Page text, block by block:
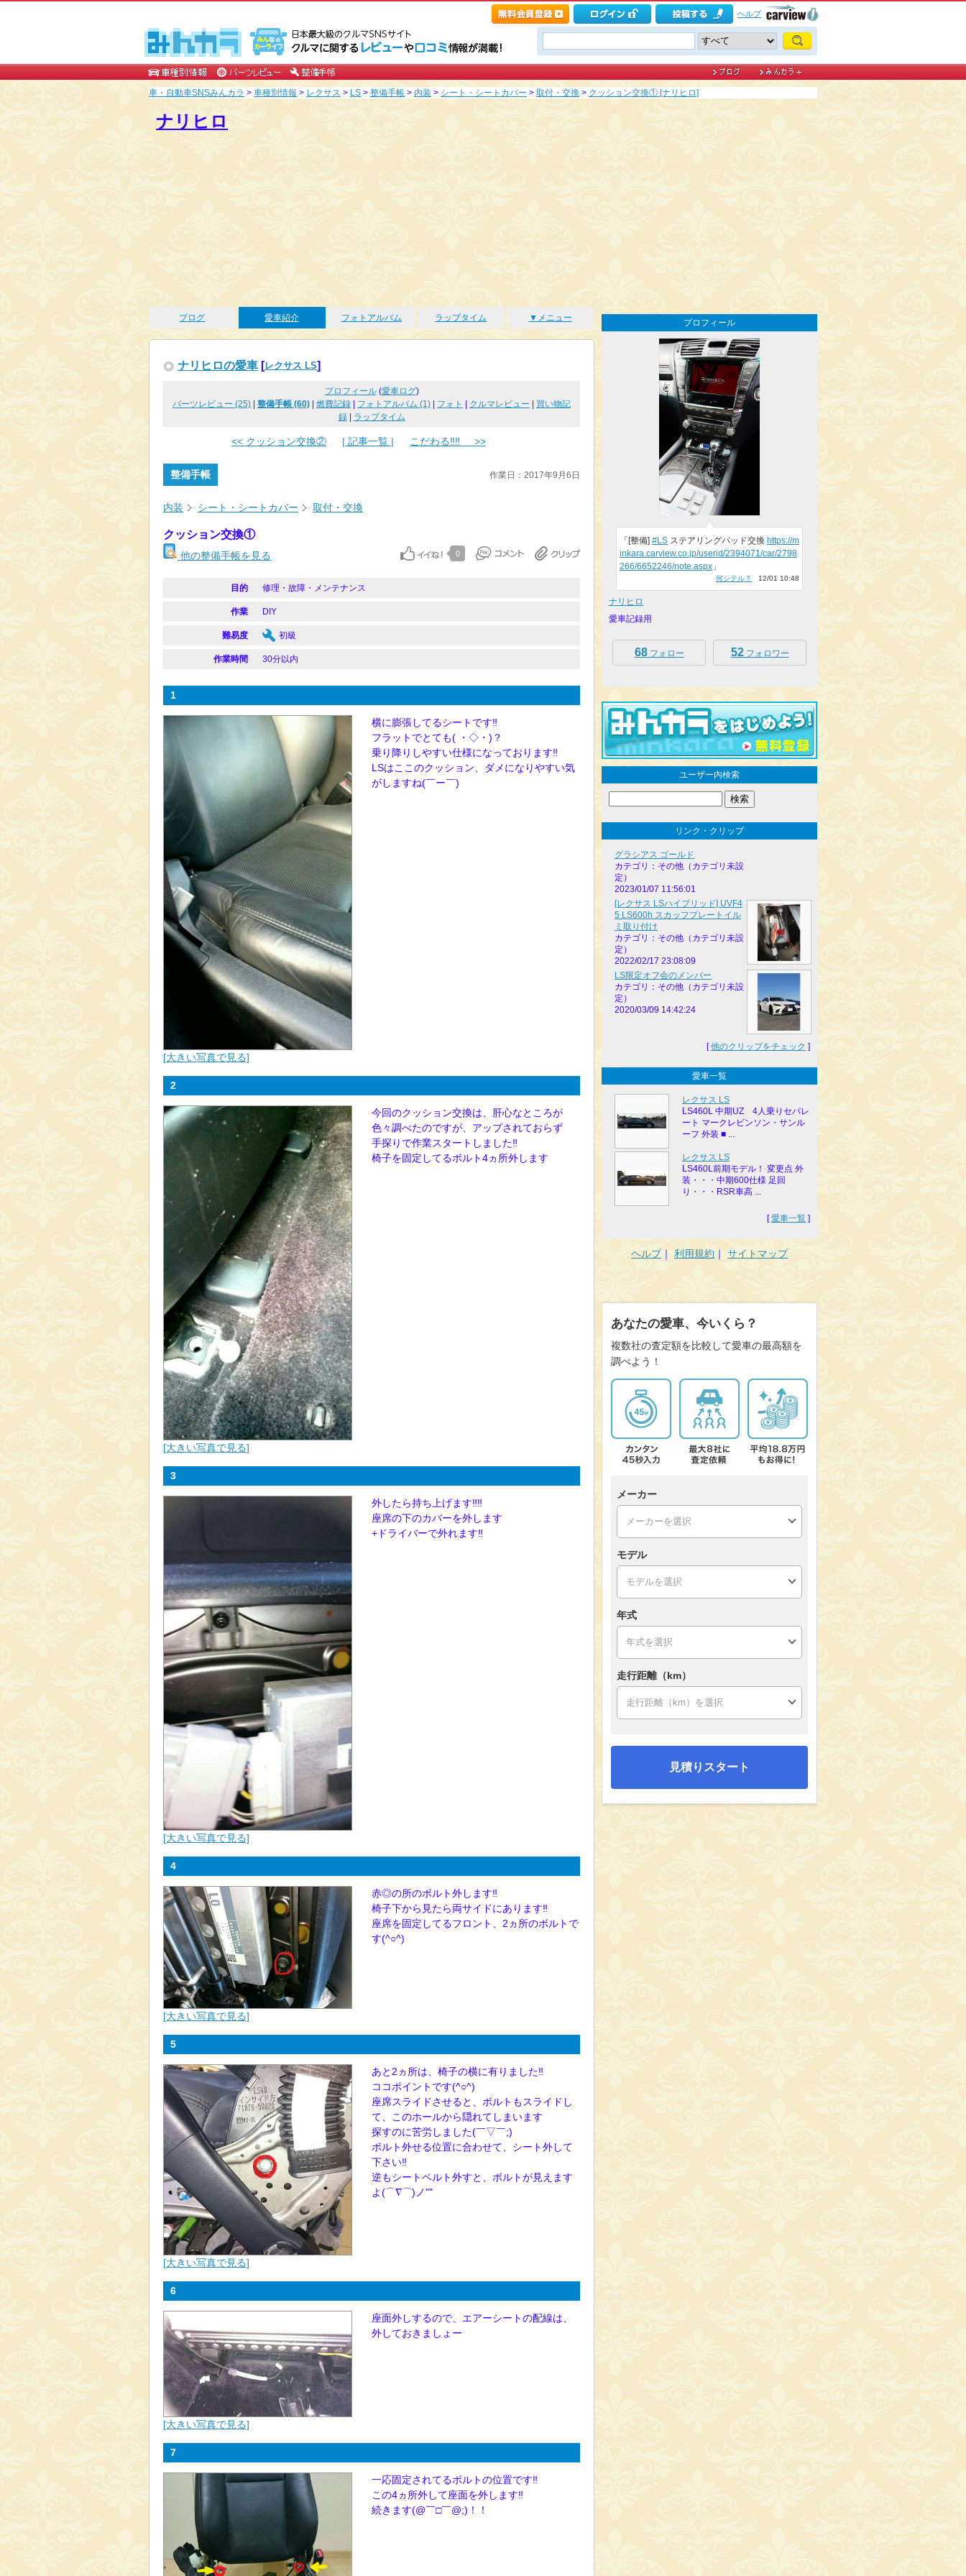
ヘルプ
車・自動車SNSみんカラ > 車種別情報 > レクサス > LS > 整備手帳 > 内装 > シート・シートカバー > 取付・交換 > クッション交換① [ナリヒロ]
ナリヒロ
ブログ 愛車紹介 フォトアルバム ラップタイム ▼メニュー
ナリヒロの愛車 [レクサス LS]
プロフィール(愛車ログ)
パーツレビュー (25)
整備手帳 (60) 燃費記録 フォトアルバム (1) フォト クルマレビュー
買い物記
録| ラップタイム
<< クッション交換② | 記事一覧 | こだわる‼‼ >>
整備手帳 作業日：2017年9月6日
内装 シート・シートカバー 取付・交換
クッション交換①
他の整備手帳を見る 0
目的 修理・故障・メンテナンス
作業 DIY
難易度 初級
作業時間 30分以内
1
[大きい写真で見る]
横に膨張してるシートです‼
フラットでとても( ・◇・)？
乗り降りしやすい仕様になっております‼
LSはここのクッション、ダメになりやすい気
がしますね(￣ー￣)
2
[大きい写真で見る]
今回のクッション交換は、肝心なところが
色々調べたのですが、アップされておらず
手探りで作業スタートしました‼
椅子を固定してるボルト4ヵ所外します
3
[大きい写真で見る]
外したら持ち上げます‼‼
座席の下のカバーを外します
+ドライバーで外れます‼
4
[大きい写真で見る]
赤◎の所のボルト外します‼
椅子下から見たら両サイドにあります‼
座席を固定してるフロント、2ヵ所のボルトで
す(^○^)
5
[大きい写真で見る]
あと2ヵ所は、椅子の横に有りました‼
ココポイントです(^○^)
座席スライドさせると、ボルトもスライドし
て、このホールから隠れてしまいます
探すのに苦労しました(￣▽￣;)
ボルト外せる位置に合わせて、シート外して
下さい‼
逆もシートベルト外すと、ボルトが見えます
よ(⌒∇⌒)ノ""
6
[大きい写真で見る]
座面外しするので、エアーシートの配線は、
外しておきましょー
7
一応固定されてるボルトの位置です‼
この4ヵ所外して座面を外します‼
続きます(@￣□￣@;)！！
プロフィール
「[整備] #LS ステアリングパッド交換 https://m
inkara.carview.co.jp/userid/2394071/car/2798
266/6652246/note.aspx 」
何シテル？ 12/01 10:48
ナリヒロ
愛車記録用
68フォロー 52フォロワー
ユーザー内検索
リンク・クリップ
グラシアス ゴールド
カテゴリ：その他（カテゴリ未設
定）
2023/01/07 11:56:01
[レクサス LSハイブリッド] UVF4
5 LS600h スカッフプレートイル
ミ取り付け
カテゴリ：その他（カテゴリ未設
定）
2022/02/17 23:08:09
LS限定オフ会のメンバー
カテゴリ：その他（カテゴリ未設
定）
2020/03/09 14:42:24
[他のクリップをチェック ]
愛車一覧
レクサス LS
LS460L 中期UZ 4人乗りセパレ
ート マークレビンソン・サンル
ーフ 外装 ■ ...
レクサス LS
LS460L前期モデル！ 変更点 外
装・・・中期600仕様 足回
り・・・RSR車高 ...
[愛車一覧 ]
ヘルプ｜ 利用規約 ｜ サイトマップ
あなたの愛車、今いくら？
複数社の査定額を比較して愛車の最高額を
調べよう！
メーカー
モデル
年式
走行距離（km）
見積りスタート